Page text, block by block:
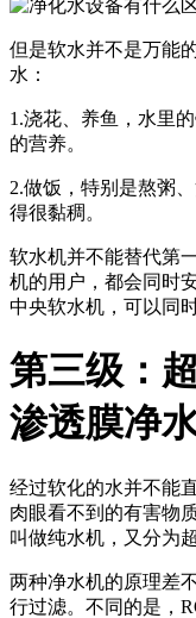
但是软水并不是万能
水：
1.浇花、养鱼，水里
的营养。
2.做饭，特别是熬粥
得很黏稠。
软水机并不能替代第
机的用户，都会同时
中央软水机，可以同
第三级：
渗透膜净
经过软化的水并不能
肉眼看不到的有害物
叫做纯水机，又分为
两种净水机的原理差
行过滤。不同的是，